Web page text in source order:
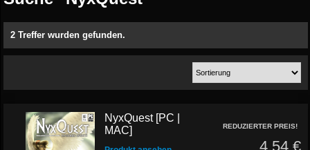
2 Treffer wurden gefunden.
NyxQuest [PC |
MAC]
REDUZIERTER PREIS!
4,54 €